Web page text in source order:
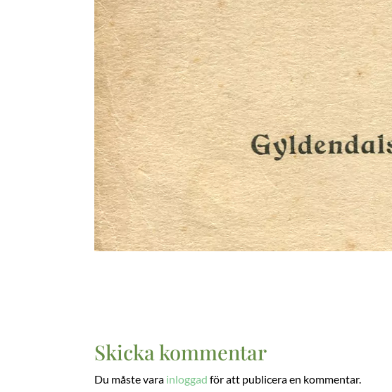
Skicka kommentar
Du måste vara inloggad för att publicera en kommentar.